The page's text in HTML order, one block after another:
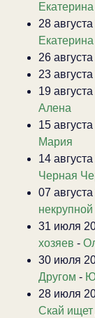
Екатерина
28
Екатерина
26
23
19
Алена
15
Мария
14
Черная
07
некрупной
31 июля
хозяев -
30 июля
Другом -
28 июля
Скай